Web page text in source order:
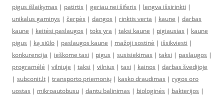
pigus išlaikymas | patirtis | geriau nei šiferis | lengva išsirinkti |
unikalus gaminys | čerpės | dangos | rinktis verta | kaune | darbas
kaune | keitėsi paslaugos | toks yra | taksi kaune | pigiausias | kaune
pigus | ką siūlo | paslaugos kaune | mažoji sostinė | išsikviesti |
konkurencija | ieškome taxi | pigus | susisiekimas | taksi | paslaugos |
programėlė | vilniuje | taksi | vilnius | taxi | kainos | darbas švedijoje
| subconit.lt | transporto priemonių | kasko draudimas | rygos oro
uostas | mikroautobusu | dantu balinimas | biologinės | bakterijos |